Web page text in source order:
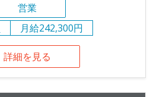
営業
月給242,300円
詳細を見る